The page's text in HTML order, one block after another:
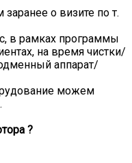
о визите по т.
в рамках программы
на время чистки/
аппарат/
можем
?